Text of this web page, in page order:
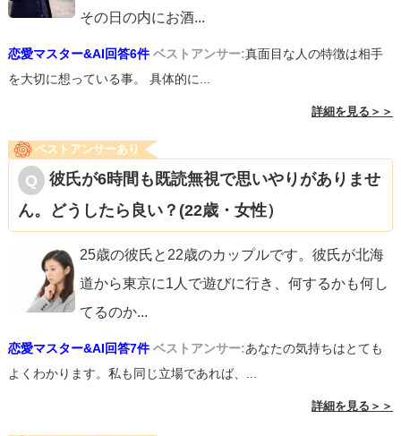
その日の内にお酒...
恋愛マスター&AI回答6件 ベストアンサー:真面目な人の特徴は相手
を大切に想っている事。 具体的に...
詳細を見る＞＞
ベストアンサーあり
彼氏が6時間も既読無視で思いやりがありませ
ん。どうしたら良い？(22歳・女性）
25歳の彼氏と22歳のカップルです。彼氏が北海
道から東京に1人で遊びに行き、何するかも何し
てるのか...
恋愛マスター&AI回答7件 ベストアンサー:あなたの気持ちはとても
よくわかります。私も同じ立場であれば、...
詳細を見る＞＞